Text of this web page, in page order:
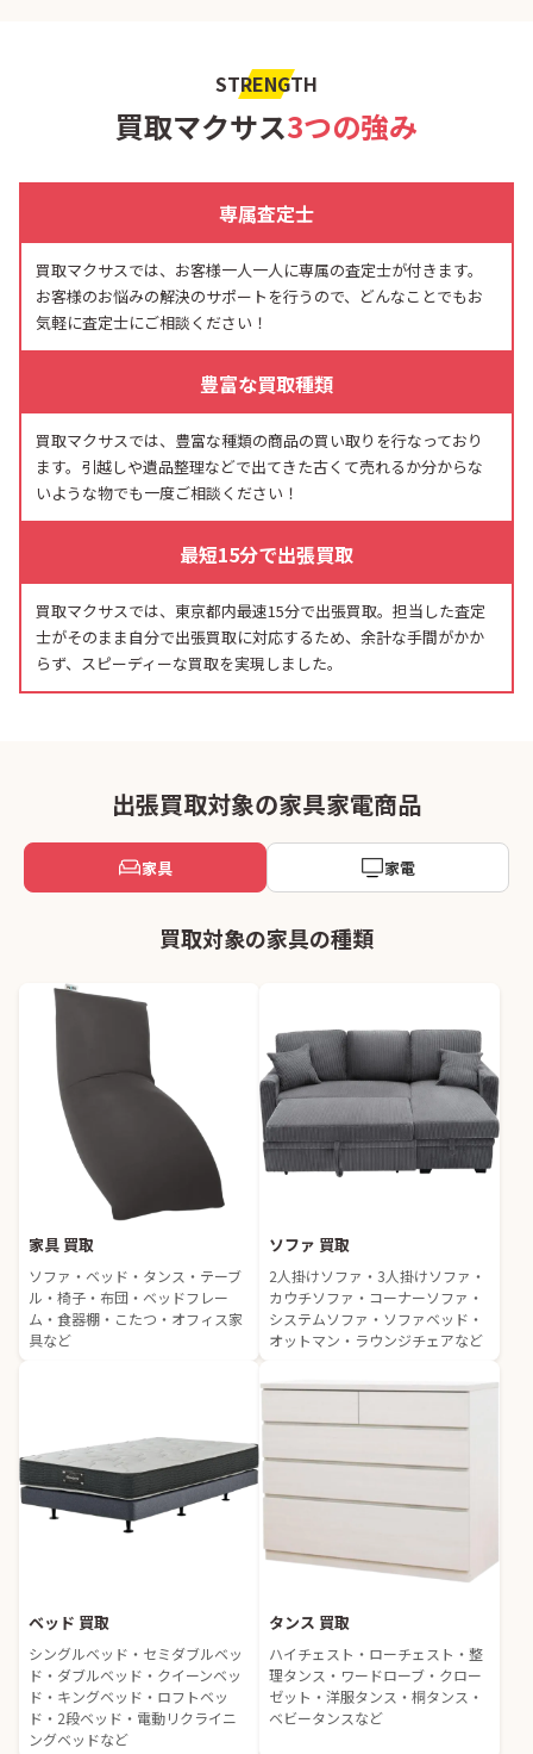
STRENGTH
買取マクサス3つの強み
専属査定士
買取マクサスでは、お客様一人一人に専属の査定士が付きます。
お客様のお悩みの解決のサポートを行うので、どんなことでもお
気軽に査定士にご相談ください！
豊富な買取種類
買取マクサスでは、豊富な種類の商品の買い取りを行なっており
ます。引越しや遺品整理などで出てきた古くて売れるか分からな
いような物でも一度ご相談ください！
最短15分で出張買取
買取マクサスでは、東京都内最速15分で出張買取。担当した査定
士がそのまま自分で出張買取に対応するため、余計な手間がかか
らず、スピーディーな買取を実現しました。
出張買取対象の家具家電商品
家具 家電
買取対象の家具の種類
家具 買取
ソファ・ベッド・タンス・テーブ
ル・椅子・布団・ベッドフレー
ム・食器棚・こたつ・オフィス家
具など
ソファ 買取
2人掛けソファ・3人掛けソファ・
カウチソファ・コーナーソファ・
システムソファ・ソファベッド・
オットマン・ラウンジチェアなど
ベッド 買取
シングルベッド・セミダブルベッ
ド・ダブルベッド・クイーンベッ
ド・キングベッド・ロフトベッ
ド・2段ベッド・電動リクライニ
ングベッドなど
タンス 買取
ハイチェスト・ローチェスト・整
理タンス・ワードローブ・クロー
ゼット・洋服タンス・桐タンス・
ベビータンスなど